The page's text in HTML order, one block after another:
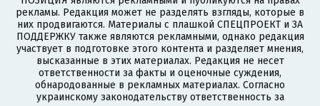
рекламы. Редакция может не разделять взгляды, которые в
них продвигаются. Материалы с плашкой СПЕЦПРОЕКТ и ЗА
ПОДДЕРЖКУ также являются рекламными, однако редакция
участвует в подготовке этого контента и разделяет мнения,
высказанные в этих материалах. Редакция не несет
ответственности за факты и оценочные суждения,
обнародованные в рекламных материалах. Согласно
украинскому законодательству ответственность за